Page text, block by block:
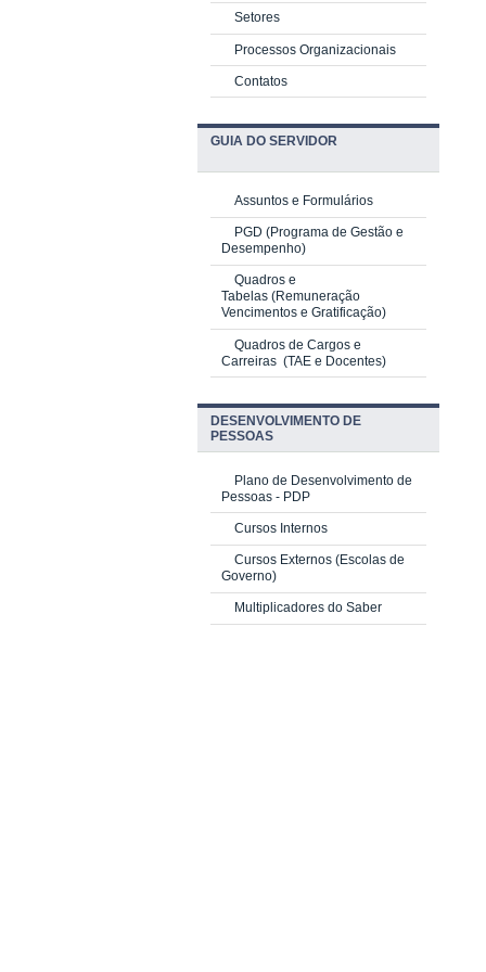
Setores
Processos Organizacionais
Contatos
GUIA DO SERVIDOR
Assuntos e Formulários
PGD (Programa de Gestão e
Desempenho)
Quadros e
Tabelas (Remuneração
Vencimentos e Gratificação)
Quadros de Cargos e
Carreiras (TAE e Docentes)
DESENVOLVIMENTO DE
PESSOAS
Plano de Desenvolvimento de
Pessoas - PDP
Cursos Internos
Cursos Externos (Escolas de
Governo)
Multiplicadores do Saber